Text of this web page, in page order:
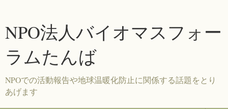
NPO法人バイオマスフォー
ラムたんば
NPOでの活動報告や地球温暖化防止に関係する話題をとり
あげます